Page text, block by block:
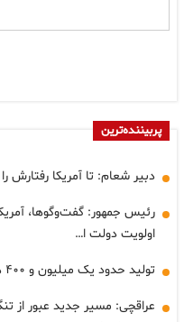
پربیننده‌ترین
دبیر شعام: تا آمریکا رفتارش
رئیس جمهور: گفت‌وگوها،
اولویت دولت ا…
تولید حدود یک میلیون و ۴۰۰ هزار تن تخم‌مرغ در کشور
عراقچی: مسیر جدید عبور از